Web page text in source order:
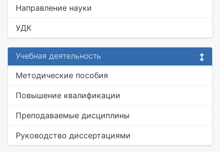
Направление науки
УДК
Учебная деятельность
Методические пособия
Повышение квалификации
Преподаваемые дисциплины
Руководство диссертациями